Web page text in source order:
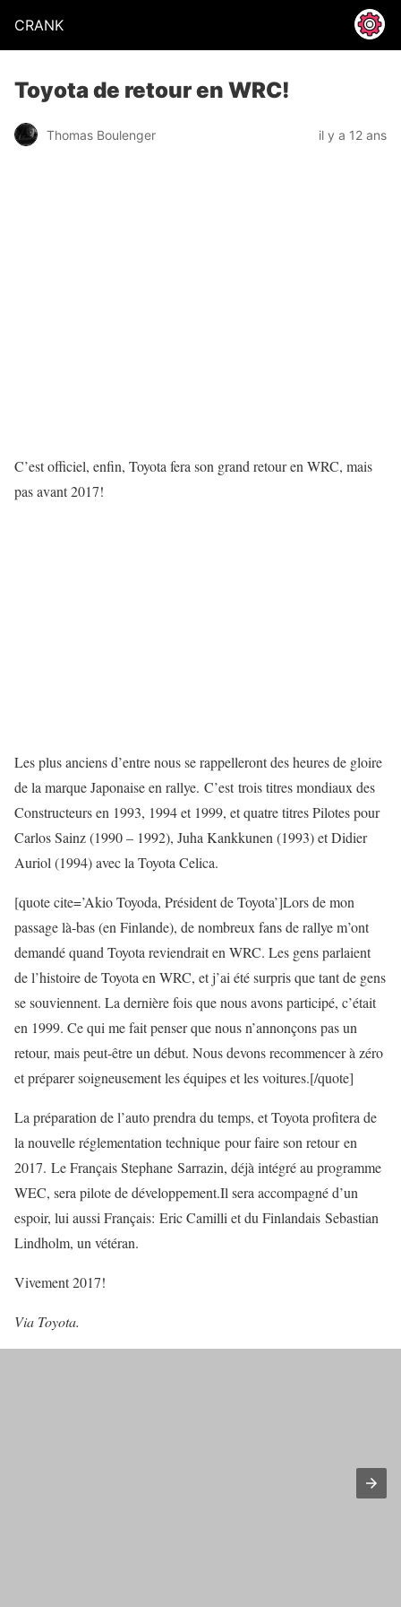
CRANK
Toyota de retour en WRC!
Thomas Boulenger il y a 12 ans
C’est officiel, enfin, Toyota fera son grand retour en WRC, mais
pas avant 2017!
Les plus anciens d’entre nous se rappelleront des heures de gloire
de la marque Japonaise en rallye. C’est trois titres mondiaux des
Constructeurs en 1993, 1994 et 1999, et quatre titres Pilotes pour
Carlos Sainz (1990 – 1992), Juha Kankkunen (1993) et Didier
Auriol (1994) avec la Toyota Celica.
[quote cite=’Akio Toyoda, Président de Toyota’]Lors de mon
passage là-bas (en Finlande), de nombreux fans de rallye m’ont
demandé quand Toyota reviendrait en WRC. Les gens parlaient
de l’histoire de Toyota en WRC, et j’ai été surpris que tant de gens
se souviennent. La dernière fois que nous avons participé, c’était
en 1999. Ce qui me fait penser que nous n’annonçons pas un
retour, mais peut-être un début. Nous devons recommencer à zéro
et préparer soigneusement les équipes et les voitures.[/quote]
La préparation de l’auto prendra du temps, et Toyota profitera de
la nouvelle réglementation technique pour faire son retour en
2017. Le Français Stephane Sarrazin, déjà intégré au programme
WEC, sera pilote de développement.Il sera accompagné d’un
espoir, lui aussi Français: Eric Camilli et du Finlandais Sebastian
Lindholm, un vétéran.
Vivement 2017!
Via Toyota.